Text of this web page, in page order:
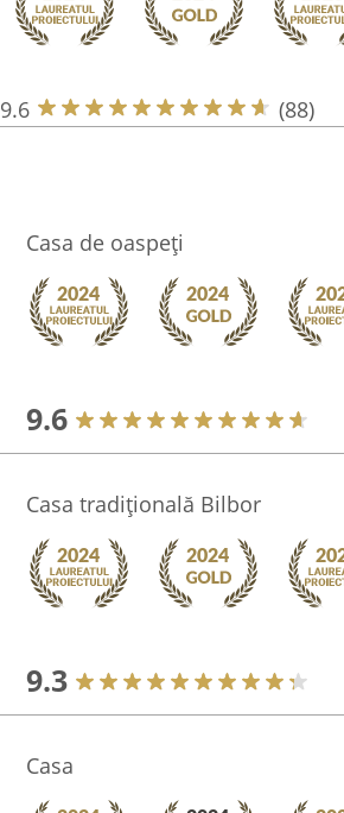
9.6 (88)
Casa de oaspeți
9.6
Casa tradițională Bilbor
9.3
Casa